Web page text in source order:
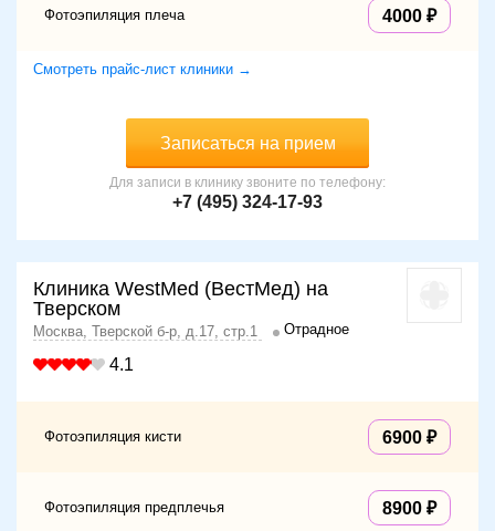
Фотоэпиляция плеча 4000
Смотреть прайс-лист клиники →
Записаться на прием
Для записи в клинику звоните по телефону:
+7 (495) 324-17-93
Клиника WestMed (ВестМед) на
Тверском
Москва, Тверской б-р, д.17, стр.1 Отрадное
4.1
Фотоэпиляция кисти 6900
Фотоэпиляция предплечья 8900